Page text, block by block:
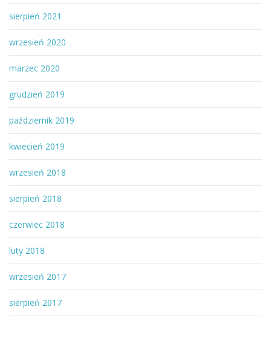
sierpień 2021
wrzesień 2020
marzec 2020
grudzień 2019
październik 2019
kwiecień 2019
wrzesień 2018
sierpień 2018
czerwiec 2018
luty 2018
wrzesień 2017
sierpień 2017